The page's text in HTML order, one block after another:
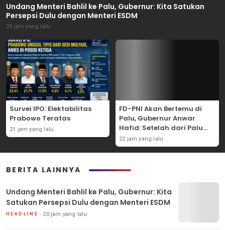
Undang Menteri Bahlil ke Palu, Gubernur: Kita Satukan
Persepsi Dulu dengan Menteri ESDM
20 jam yang lalu
Survei IPO: Elektabilitas
Prabowo Teratas
21 jam yang lalu
FD-PNI Akan Bertemu di
Palu, Gubernur Anwar
Hafid: Setelah dari Palu
Kami ke Jakarta
22 jam yang lalu
BERITA LAINNYA
Undang Menteri Bahlil ke Palu, Gubernur: Kita
Satukan Persepsi Dulu dengan Menteri ESDM
HEADLINE 20 jam yang lalu